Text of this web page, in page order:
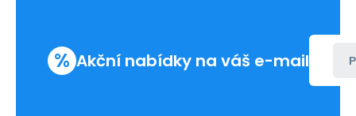
% Akční nabídky na váš e-mail